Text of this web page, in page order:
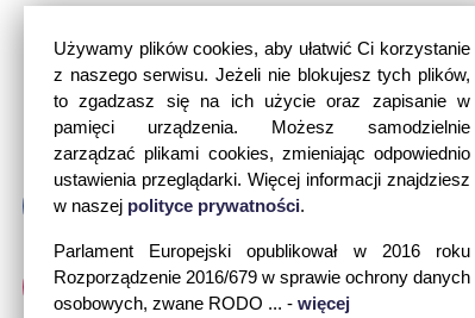
Używamy plików cookies, aby ułatwić Ci korzystanie
z naszego serwisu. Jeżeli nie blokujesz tych plików,
to zgadzasz się na ich użycie oraz zapisanie w
pamięci urządzenia. Możesz samodzielnie
zarządzać plikami cookies, zmieniając odpowiednio
ustawienia przeglądarki. Więcej informacji znajdziesz
w naszej polityce prywatności.
Parlament Europejski opublikował w 2016 roku
Rozporządzenie 2016/679 w sprawie ochrony danych
osobowych, zwane RODO ... - więcej